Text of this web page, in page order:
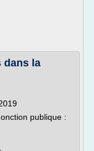
dans la
publique :